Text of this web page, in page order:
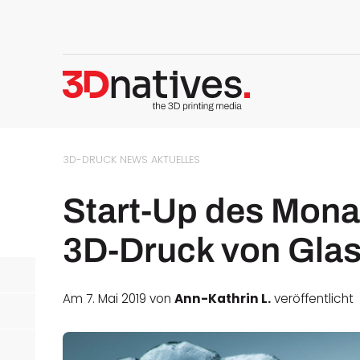
3D-DRUCK NEWS AKTUELLES
Start-Up des
3D-Druck von Glas
Am 7. Mai 2019 vonAnn-Kathrin L.veröffentlicht